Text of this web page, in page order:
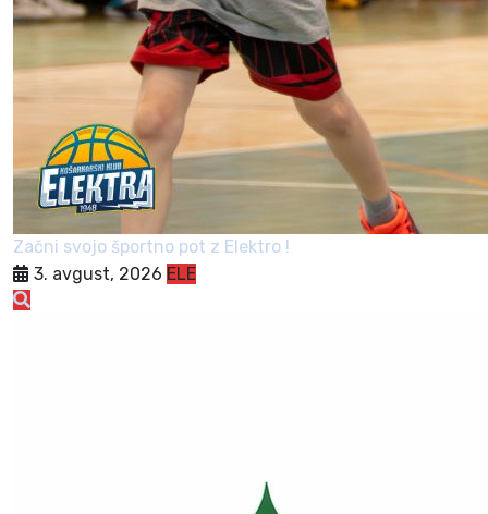
Začni svojo športno pot z Elektro !
3. avgust, 2026 ELE